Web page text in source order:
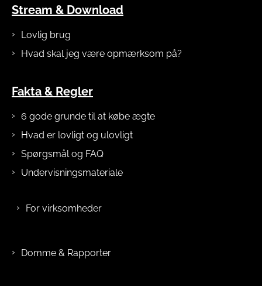
Stream & Download
Lovlig brug
Hvad skal jeg være opmærksom på?
Fakta & Regler
6 gode grunde til at købe ægte
Hvad er lovligt og ulovligt
Spørgsmål og FAQ
Undervisningsmateriale
For virksomheder
Domme & Rapporter